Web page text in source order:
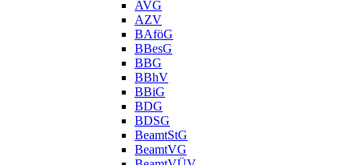
AVG
AZV
BAföG
BBesG
BBG
BBhV
BBiG
BDG
BDSG
BeamtStG
BeamtVG